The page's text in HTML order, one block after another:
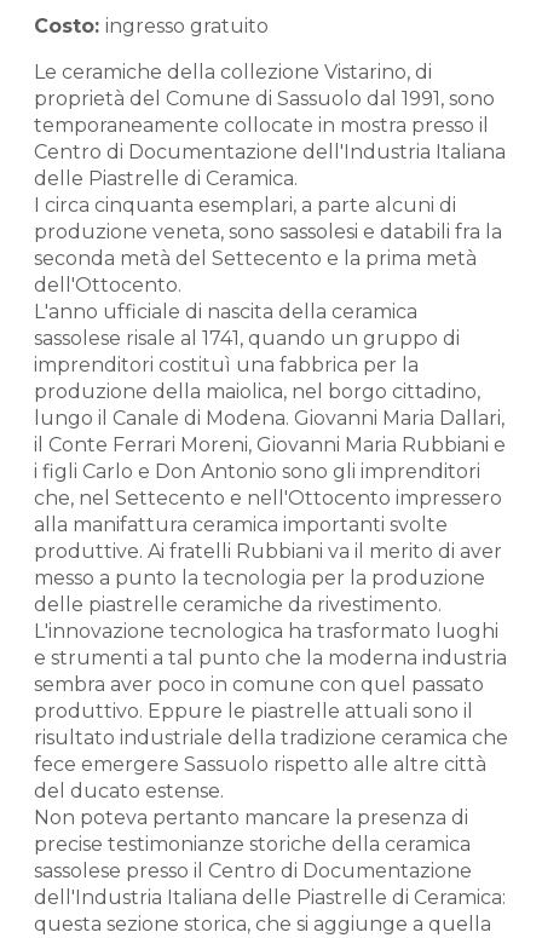
Costo: ingresso gratuito
Le ceramiche della collezione Vistarino, di
proprietà del Comune di Sassuolo dal 1991, sono
temporaneamente collocate in mostra presso il
Centro di Documentazione dell'Industria Italiana
delle Piastrelle di Ceramica.
I circa cinquanta esemplari, a parte alcuni di
produzione veneta, sono sassolesi e databili fra la
seconda metà del Settecento e la prima metà
dell'Ottocento.
L'anno ufficiale di nascita della ceramica
sassolese risale al 1741, quando un gruppo di
imprenditori costituì una fabbrica per la
produzione della maiolica, nel borgo cittadino,
lungo il Canale di Modena. Giovanni Maria Dallari,
il Conte Ferrari Moreni, Giovanni Maria Rubbiani e
i figli Carlo e Don Antonio sono gli imprenditori
che, nel Settecento e nell'Ottocento impressero
alla manifattura ceramica importanti svolte
produttive. Ai fratelli Rubbiani va il merito di aver
messo a punto la tecnologia per la produzione
delle piastrelle ceramiche da rivestimento.
L'innovazione tecnologica ha trasformato luoghi
e strumenti a tal punto che la moderna industria
sembra aver poco in comune con quel passato
produttivo. Eppure le piastrelle attuali sono il
risultato industriale della tradizione ceramica che
fece emergere Sassuolo rispetto alle altre città
del ducato estense.
Non poteva pertanto mancare la presenza di
precise testimonianze storiche della ceramica
sassolese presso il Centro di Documentazione
dell'Industria Italiana delle Piastrelle di Ceramica:
questa sezione storica, che si aggiunge a quella